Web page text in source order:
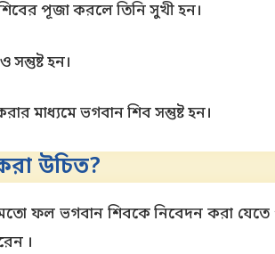
পূজা করলে তিনি সুখী হন।
হন।
মাধ্যমে ভগবান শিব সন্তুষ্ট হন।
উচিত?
ফল ভগবান শিবকে নিবেদন করা
।